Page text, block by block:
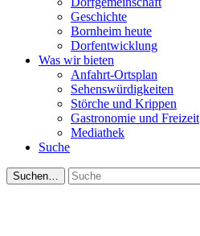
Geschichte
Bornheim heute
Dorfentwicklung
Was wir bieten
Anfahrt-Ortsplan
Sehenswürdigkeiten
Störche und Krippen
Gastronomie und Freizeit
Mediathek
Suche
Suchen…